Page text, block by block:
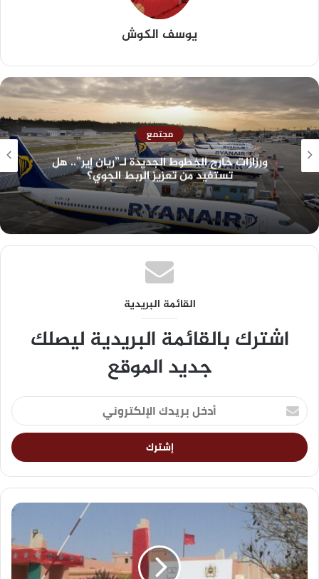
يوسف الكوش
مجتمع
ورزازات خارج الخطوط الجديدة لـ”ريان إير”.. هل
تستفيد من تعزيز الربط الجوي؟
القائمة البريدية
اشترك بالقائمة البريدية ليصلك
جديد الموقع